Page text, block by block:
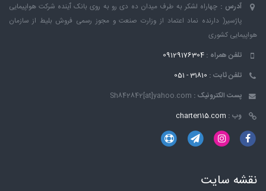
آدرس : چهاراه لشکر به طرف میدان ده دی رو به روی بانک ٱینده شرکت هواپیمایی
پاژسیر( دارنده نماد اعتماد از وزارت صنعت و مجوز رسمی فروش بلیط از سازمان
هواپیمایی کشوری
تلفن همراه : 09129176304
تلفن ثابت : 31810 - 051
پست الکترونیک : Sh842842[at]yahoo.com
وب : charter115.com
نقشه سایت